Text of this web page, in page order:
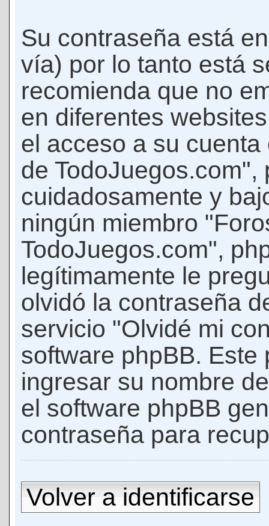
Su contraseña está
vía) por lo tanto está
recomienda que no
en diferentes
el acceso a su
de
cuidadosamente y
ningún miembro
TodoJuegos.com",
legítimamente le
olvidó la contraseña
servicio "Olvidé mi
software phpBB.
ingresar su nombre
el software phpBB
contraseña para
Volver a identificarse